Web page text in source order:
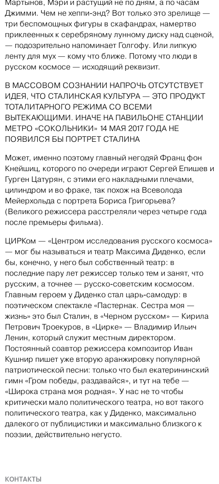
Мартынов, Мэри и растущий не по дням, а по часам
Джимми. Чем не хеппи-энд? Вот только это зрелище —
три беспомощных фигуры в скафандрах, намертво
приклеенных к серебряному лунному диску над сценой,
— подозрительно напоминает Голгофу. Или липкую
ленту для мух — кому что ближе. Потому что люди в
русском космосе — исходящий реквизит.
В МАССОВОМ СОЗНАНИИ НАПРОЧЬ ОТСУТСТВУЕТ
ИДЕЯ, ЧТО СТАЛИНСКАЯ КУЛЬТУРА — ЭТО ПРОДУКТ
ТОТАЛИТАРНОГО РЕЖИМА СО ВСЕМИ
ВЫТЕКАЮЩИМИ. ИНАЧЕ НА ПАВИЛЬОНЕ СТАНЦИИ
МЕТРО «СОКОЛЬНИКИ» 14 МАЯ 2017 ГОДА НЕ
ПОЯВИЛСЯ БЫ ПОРТРЕТ СТАЛИНА
Может, именно поэтому главный негодяй Франц фон
Кнейшиц, которого по очереди играют Сергей Епишев и
Гурген Цатурян, с этими его накладными плечами,
цилиндром и во фраке, так похож на Всеволода
Мейерхольда с портрета Бориса Григорьева?
(Великого режиссера расстреляли через четыре года
после премьеры фильма).
ЦИРКом — «Центром исследования русского космоса»
— мог бы называться и театр Максима Диденко, если
бы, конечно, у него был собственный театр: в
последние пару лет режиссер только тем и занят, что
русским, а точнее — русско-советским космосом.
Главным героем у Диденко стал царь-самодур: в
поэтическом спектакле «Пастернак. Сестра моя —
жизнь» это был Сталин, в «Черном русском» — Кирила
Петрович Троекуров, в «Цирке» — Владимир Ильич
Ленин, который служит местным директором.
Постоянный соавтор режиссера композитор Иван
Кушнир пишет уже вторую аранжировку популярной
патриотической песни: только что был екатерининский
гимн «Гром победы, раздавайся», и тут на тебе —
«Широка страна моя родная». У нас не то чтобы
критически мало политического театра, но вот такого
политического театра, как у Диденко, максимально
далекого от публицистики и максимально близкого к
поэзии, действительно негусто.
КОНТАКТЫ